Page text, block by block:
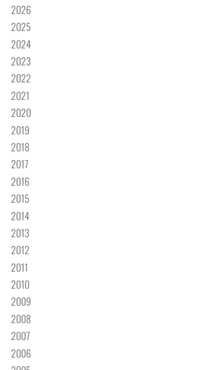
2026
2025
2024
2023
2022
2021
2020
2019
2018
2017
2016
2015
2014
2013
2012
2011
2010
2009
2008
2007
2006